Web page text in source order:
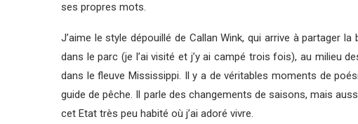
ses propres mots.
J’aime le style dépouillé de Callan Wink, qui arrive à partager
dans le parc (je l’ai visité et j’y ai campé trois fois), au milieu
dans le fleuve Mississippi. Il y a de véritables moments de
guide de pêche. Il parle des changements de saisons, mais
cet Etat très peu habité où j’ai adoré vivre.